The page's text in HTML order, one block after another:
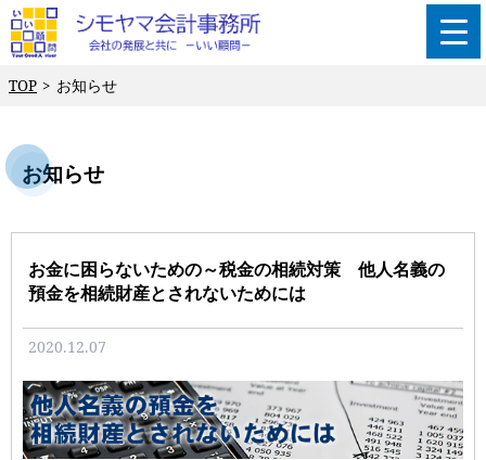
TOP お知らせ
お知らせ
お金に困らないための～税金の相続対策 他人名義の
預金を相続財産とされないためには
2020.12.07